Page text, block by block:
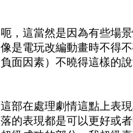
呃，這當然是因為有些場
像是電玩改編動畫時不得
負面因素）不曉得這樣的
這部在處理劇情這點上表
落的表現都是可以更好或